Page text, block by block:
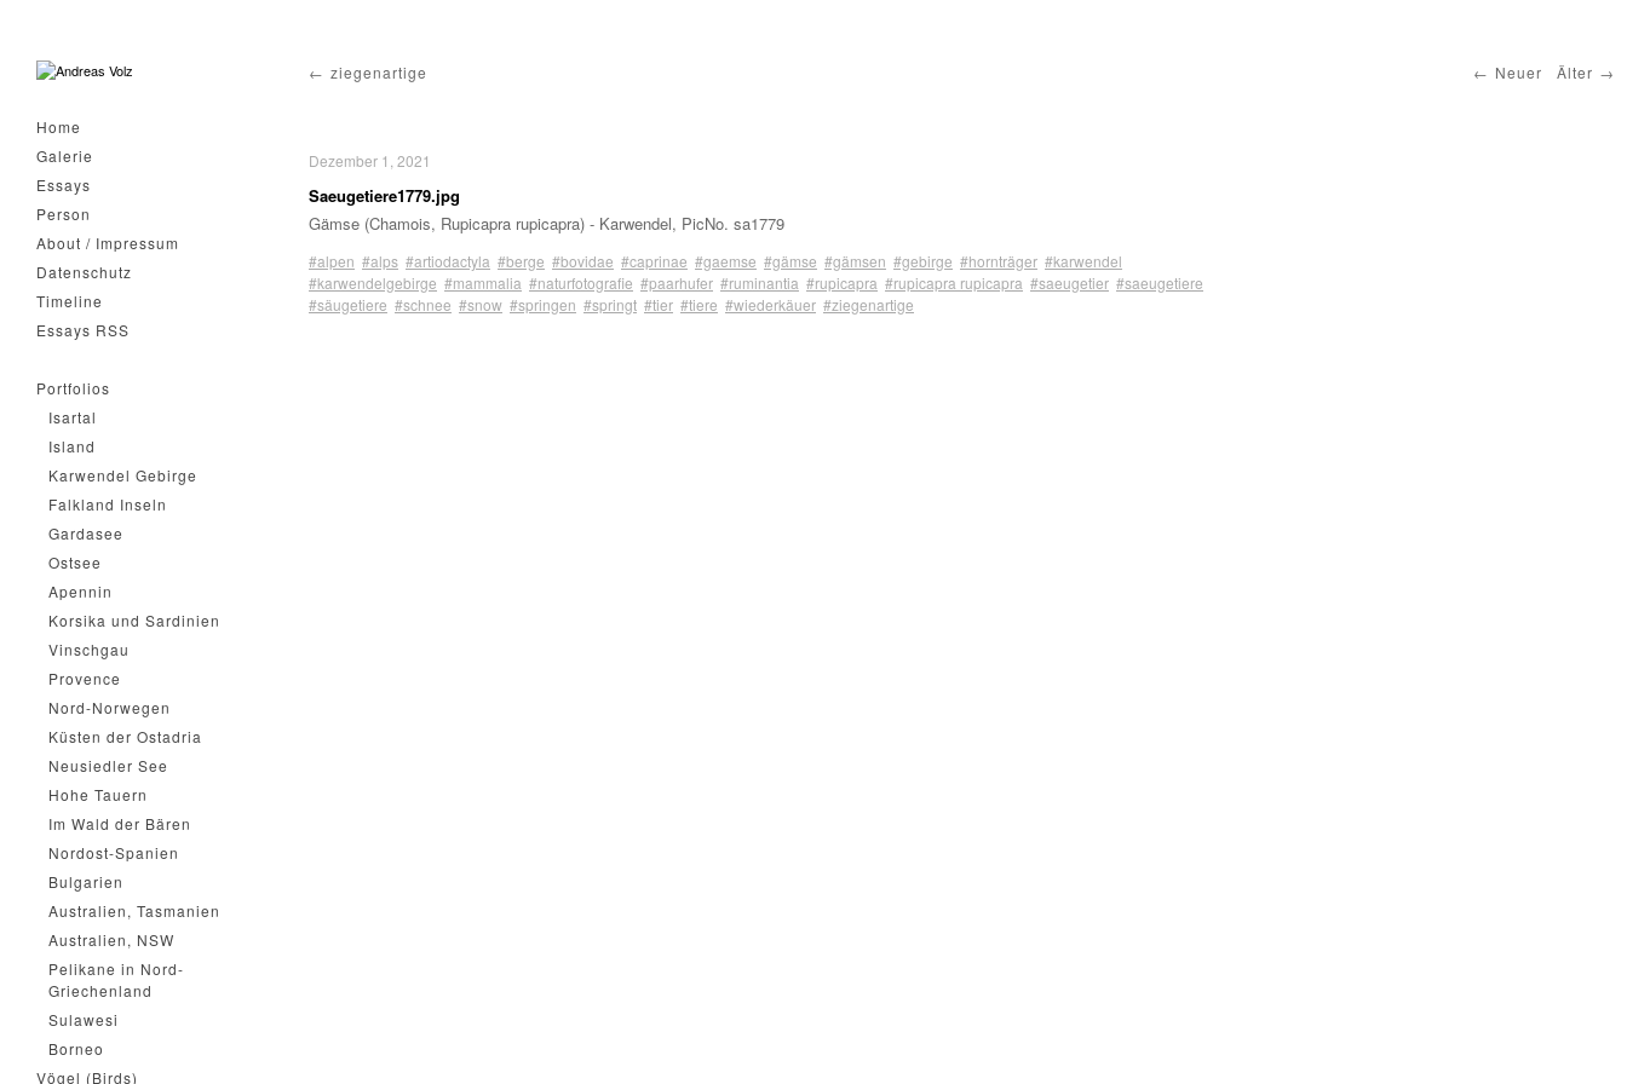
Home
Galerie
Essays
Person
About / Impressum
Datenschutz
Timeline
Essays RSS
Portfolios
Isartal
Island
Karwendel Gebirge
Falkland Inseln
Gardasee
Ostsee
Apennin
Korsika und Sardinien
Vinschgau
Provence
Nord-Norwegen
Küsten der Ostadria
Neusiedler See
Hohe Tauern
Im Wald der Bären
Nordost-Spanien
Bulgarien
Australien, Tasmanien
Australien, NSW
Pelikane in Nord-
Griechenland
Sulawesi
Borneo
Vögel (Birds)
Neuer Älter
ziegenartige
Dezember 1, 2021
Saeugetiere1779.jpg
Gämse (Chamois, Rupicapra rupicapra) - Karwendel, PicNo. sa1779
#alpen #alps #artiodactyla #berge #bovidae #caprinae #gaemse #gämse #gämsen #gebirge #hornträger #karwendel
#karwendelgebirge #mammalia #naturfotografie #paarhufer #ruminantia #rupicapra #rupicapra rupicapra #saeugetier #saeugetiere
#säugetiere #schnee #snow #springen #springt #tier #tiere #wiederkäuer #ziegenartige